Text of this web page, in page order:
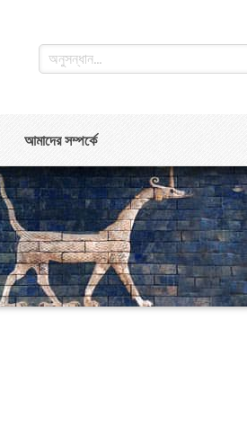
আমাদের সম্পর্কে